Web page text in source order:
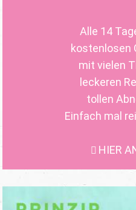
Alle 14
kostenlosen
mit vielen
leckeren
tollen
Einfach mal
HIER